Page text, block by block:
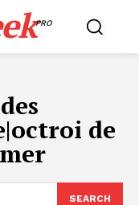
PRO
de
SEARCH